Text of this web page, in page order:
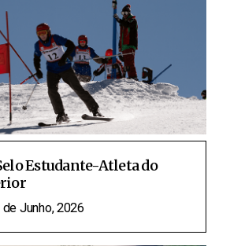
Estudante-Atleta do
de Junho, 2026